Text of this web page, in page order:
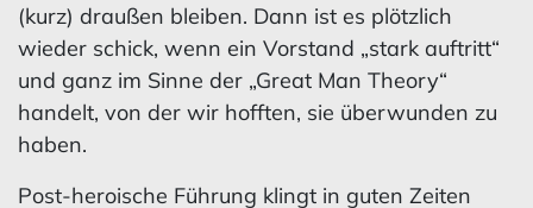
(kurz) draußen bleiben. Dann ist es plötzlich
wieder schick, wenn ein Vorstand „stark auftritt“
und ganz im Sinne der „Great Man Theory“
handelt, von der wir hofften, sie überwunden zu
haben.
Post-heroische Führung klingt in guten Zeiten